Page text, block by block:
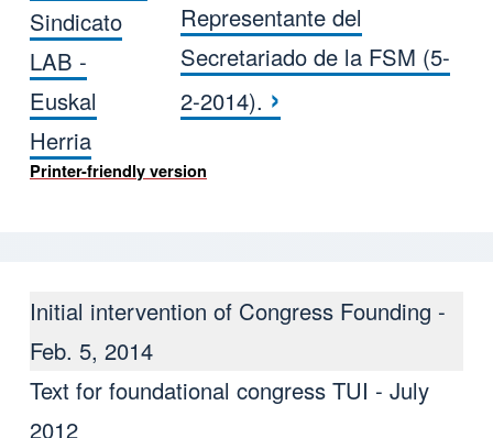
Sindicato
LAB -
Euskal
Herria
Representante del
Secretariado de la FSM (5-
2-2014). ›
Printer-friendly version
Initial intervention of Congress Founding -
Feb. 5, 2014
Text for foundational congress TUI - July
2012